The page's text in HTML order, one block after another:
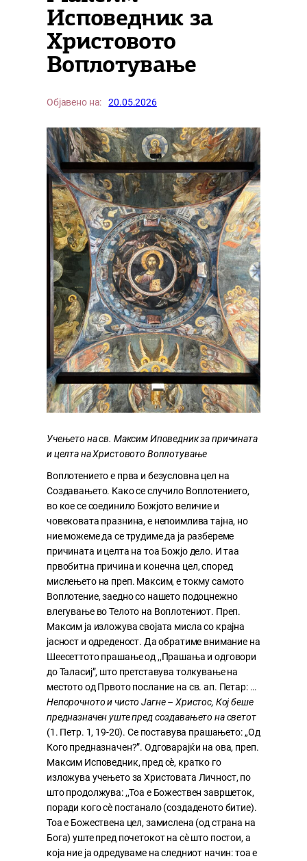
Исповедник за
Христовото
Воплотување
Објавено на: 20.05.2026
Учењето на св. Максим Иповедник за причината
и целта на Христовото Воплотување
Воплотението е прва и безусловна цел на
Создавањето. Како се случило Воплотението,
во кое се соединило Божјото величие и
човековата празнина, е непоимлива тајна, но
ние можеме да се трудиме да ја разбереме
причината и целта на тоа Божјо дело. И таа
првобитна причина и конечна цел, според
мислењето на преп. Максим, е токму самото
Воплотение, заедно со нашето подоцнежно
влегување во Телото на Воплотениот. Преп.
Максим ја изложува својата мисла со крајна
јасност и одреденост. Да обратиме внимание на
Шеесеттото прашање од ,,Прашања и одговори
до Таласиј”, што претставува толкување на
местото од Првото послание на св. ап. Петар: …
Непорочното и чисто Јагне – Христос, Кој беше
предназначен уште пред создавањето на светот
(1. Петр. 1, 19-20). Се поставува прашањето: ,,Од
Кого предназначен?”. Одговарајќи на ова, преп.
Максим Исповедник, пред сѐ, кратко го
изложува учењето за Христовата Личност, по
што продолжува: ,,Тоа е Божествен завршеток,
поради кого сѐ постанало (создаденото битие).
Тоа е Божествена цел, замислена (од страна на
Бога) уште пред почетокот на сѐ што постои, а
која ние ја одредуваме на следниот начин: тоа е